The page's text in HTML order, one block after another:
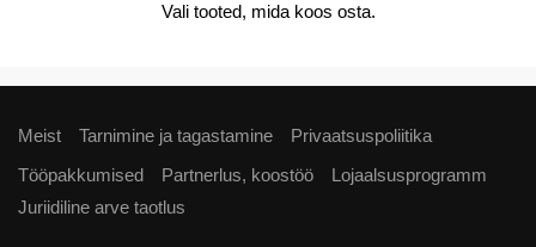
Vali tooted, mida koos osta.
Meist Tarnimine ja tagastamine
Privaatsuspoliitika
Tööpakkumised
Partnerlus, koostöö
Lojaalsusprogramm
Juriidiline arve taotlus